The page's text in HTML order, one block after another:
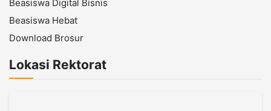
Beasiswa Digital Bisnis
Beasiswa Hebat
Download Brosur
Lokasi Rektorat